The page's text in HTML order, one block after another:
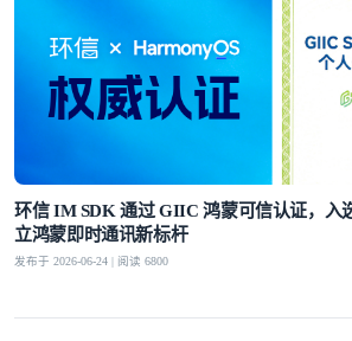
环信 IM SDK 通过 GIIC 鸿蒙可信认证，入
立鸿蒙即时通讯新标杆
发布于 2026-06-24 | 阅读 6800